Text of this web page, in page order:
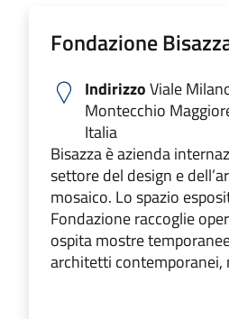
Fondazione
IndirizzoViale
Montecchio
Italia
Bisazza è azienda
settore del design e
mosaico. Lo spazio
Fondazione raccoglie
ospita mostre
architetti contemporanei,